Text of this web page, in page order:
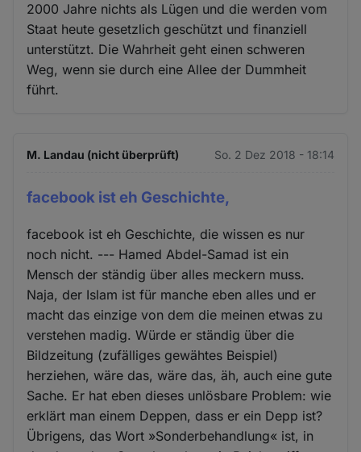
2000 Jahre nichts als Lügen und die werden vom
Staat heute gesetzlich geschützt und finanziell
unterstützt. Die Wahrheit geht einen schweren
Weg, wenn sie durch eine Allee der Dummheit
führt.
M. Landau (nicht überprüft) So. 2 Dez 2018 - 18:14
facebook ist eh Geschichte,
facebook ist eh Geschichte, die wissen es nur
noch nicht. --- Hamed Abdel-Samad ist ein
Mensch der ständig über alles meckern muss.
Naja, der Islam ist für manche eben alles und er
macht das einzige von dem die meinen etwas zu
verstehen madig. Würde er ständig über die
Bildzeitung (zufälliges gewähtes Beispiel)
herziehen, wäre das, wäre das, äh, auch eine gute
Sache. Er hat eben dieses unlösbare Problem: wie
erklärt man einem Deppen, dass er ein Depp ist?
Übrigens, das Wort »Sonderbehandlung« ist, in